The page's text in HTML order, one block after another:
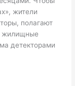
жители
полагают
жилищные
детекторами